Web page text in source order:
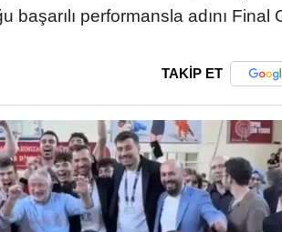
başarılı performansla adını Final
TAKİP ET